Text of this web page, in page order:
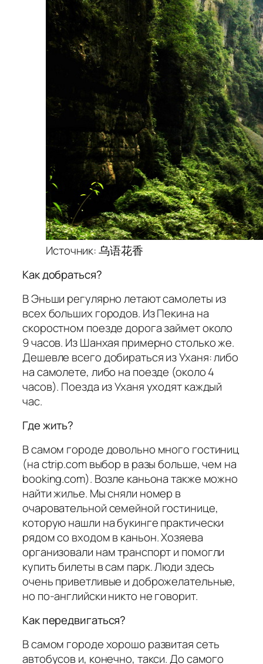
Источник: 乌语花香
Как добраться?
В Эньши регулярно летают самолеты из
всех больших городов. Из Пекина на
скоростном поезде дорога займет около
9 часов. Из Шанхая примерно столько же.
Дешевле всего добираться из Уханя: либо
на самолете, либо на поезде (около 4
часов). Поезда из Уханя уходят каждый
час.
Где жить?
В самом городе довольно много гостиниц
(на ctrip.com выбор в разы больше, чем на
booking.com). Возле каньона также можно
найти жилье. Мы сняли номер в
очаровательной семейной гостинице,
которую нашли на букинге практически
рядом со входом в каньон. Хозяева
организовали нам транспорт и помогли
купить билеты в сам парк. Люди здесь
очень приветливые и доброжелательные,
но по-английски никто не говорит.
Как передвигаться?
В самом городе хорошо развитая сеть
автобусов и, конечно, такси. До самого